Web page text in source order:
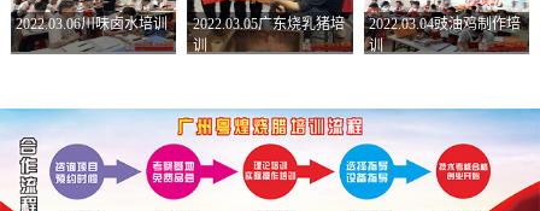
2022.03.06川味卤水培训
2022.03.05广东烧乳猪培
训
2022.03.04豉油鸡制作培
训